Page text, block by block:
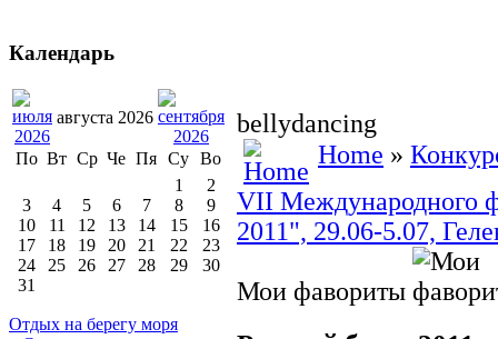
bellydancing
Home »
VII Международного
2011", 29.06-5.07,
Мои фавориты
Календарь
августа 2026
По Вт Ср Че Пя Су Во
1
2
3
4 5 6 7 8
9
10
11 12 13 14 15
16
17
18 19 20 21 22
23
24
25 26 27 28 29
30
31
Отдых на берегу моря